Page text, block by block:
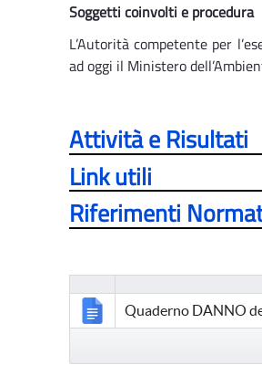
Soggetti coinvolti e procedura
L’Autorità competente per
ad oggi il Ministero
Attività e Risultati
Link utili
Riferimenti
Quaderno DANNO